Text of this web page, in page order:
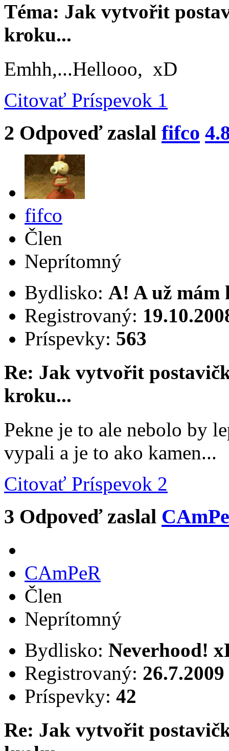
Téma: Jak vytvořit
kroku...
Emhh,...Hellooo, xD
Citovať Príspevok 1
2 Odpoveď zaslal fifco
fifco
Člen
Neprítomný
Bydlisko: A! A už mám
Registrovaný:
Príspevky: 563
Re: Jak vytvořit
kroku...
Pekne je to ale nebolo by
vypali a je to ako kamen...
Citovať Príspevok 2
3 Odpoveď zaslal
CAmPeR
Člen
Neprítomný
Bydlisko: Neverhood!
Registrovaný: 26.7.2009
Príspevky: 42
Re: Jak vytvořit